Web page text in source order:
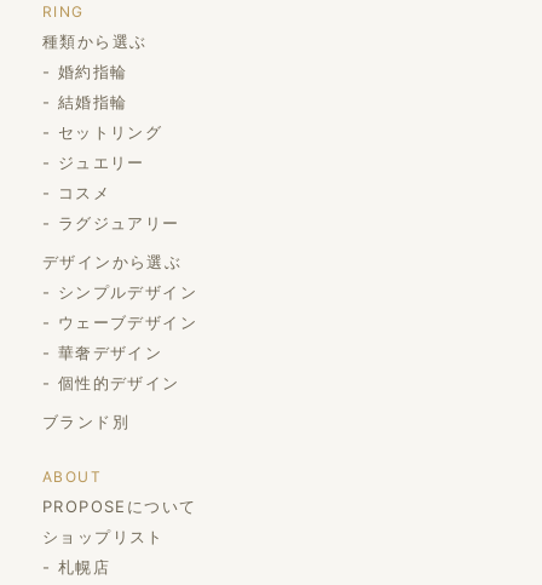
RING
種類から選ぶ
婚約指輪
結婚指輪
セットリング
ジュエリー
コスメ
ラグジュアリー
デザインから選ぶ
シンプルデザイン
ウェーブデザイン
華奢デザイン
個性的デザイン
ブランド別
ABOUT
PROPOSEについて
ショップリスト
札幌店